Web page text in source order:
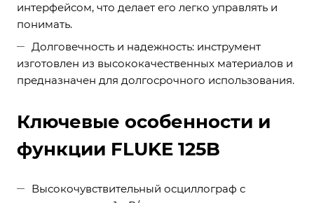
интерфейсом, что делает его легко управлять и
понимать.
Долговечность и надежность: инструмент
изготовлен из высококачественных материалов и
предназначен для долгосрочного использования.
Ключевые особенности и
функции FLUKE 125B
Высокочувствительный осциллограф с